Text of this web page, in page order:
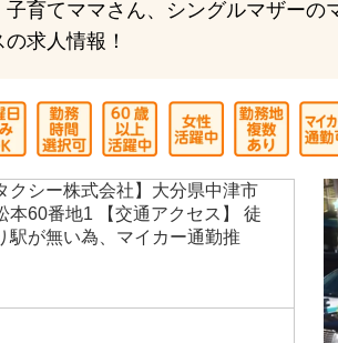
育てママさん、シングルマザー
求人情報！
クシー株式会社】大分県中津市
本60番地1 【交通アクセス】 徒
が無い為、マイカー通勤推